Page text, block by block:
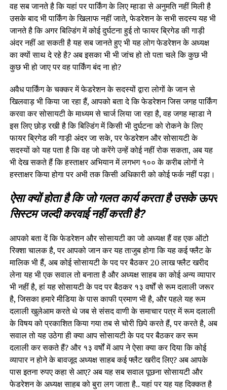
वह सब जानते है कि यहां पर पार्किंग के लिए म्हाडा से अनुमति नहीं मिली है
उसके बाद भी पार्किंग के खिलाफ नहीं जाते, फेडरेशन के सभी सदस्य यह भी
जानते है कि अगर बिल्डिंग में कोई दुर्घटना हुई तो फायर ब्रिगेड की गाड़ी
अंदर नहीं आ सकती है यह सब जानते हुए भी यह लोग फेडरेशन के अध्यक्ष
का क्यों साथ दे रहे है? अब इसका भी भी जांच हो तो पता चले कि कुछ भी
कुछ भी हो जाए पर वह पार्किंग बंद ना हो?
अवैध पार्किंग के चक्कर में फेडरेशन के सदस्यों द्वारा लोगों के जान से
खिलवाड़ भी किया जा रहा हैं, आपको बता दे कि फेडरेशन जिस जगह पार्किंग
करवा कर सोसायटी के माध्यम से चार्ज लिया जा रहा है, वह जगह म्हाडा ने
इस लिए छोड़ रखी है कि बिल्डिंग में किसी भी दुर्घटना को रोकने के लिए
फायर ब्रिगेड की गाड़ी अंदर जा सके, पर फेडरेशन और सोसायटी के
सदस्यों को यह पता है कि वह जो करेंगे उन्हें कोई नहीं रोक सकता, अब यह
भी देख सकते हैं कि हस्ताक्षर अभियान में लगभग १०० के करीब लोगों ने
हस्ताक्षर किया होगा पर अभी तक किसी अधिकारी को कोई फर्क नहीं पड़ा।
ऐसा क्यों होता है कि जो गलत कार्य करता है उसके ऊपर
सिस्टम जल्दी करवाई नहीं करती है?
आपको बता दें कि फेडरेशन और सोसायटी का जो अध्यक्ष हैं वह एक ऑटो
रिक्शा चालक है, पर आपको जान कर यह ताजुब होगा कि यह कई फ्लैट के
मालिक भी हैं, अब कोई सोसायटी के पद पर बैठकर 20 लाख फ्लैट खरीद
लेना यह भी एक सवाल तो बनाता है और अध्यक्ष साहब का कोई अन्य व्यापार
भी नहीं है, हां यह सोसायटी के पद पर बैठकर १३ वर्षों से रूम दलाली जरूर
है, जिसका हमारे मीडिया के पास काफी प्रमाण भी है, और पहले यह रूम
दलाली खुलेआम करते थे जब से संसद वाणी के समाचार पत्र में रूम दलाली
के विषय को प्रकाशित किया गया तब से चोरी छिपे करते हैं, पर करते है, अब
सवाल तो यह उठेगा ही क्या आप सोसायटी के पद पर बैठकर कर रूम
दलाली कर सकते हैं? और १३ वर्षों में आप ने ऐसा क्या कर दिया कि कोई
व्यापार न होने के बावजूद अध्यक्ष साहब कई फ्लैट खरीद लिए? अब आपके
पास इतना रुपए कहा से आए? अब यह सब सवाल पूछना सोसायटी और
फेडरेशन के अध्यक्ष साहब को बुरा लग जाता है.. यहां पर यह यह दिक्कत है